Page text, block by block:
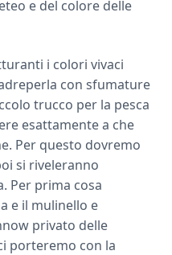
e del colore delle
i colori vivaci
con sfumature
trucco per la pesca
esattamente a che
Per questo dovremo
si riveleranno
Per prima cosa
e il mulinello e
privato delle
porteremo con la